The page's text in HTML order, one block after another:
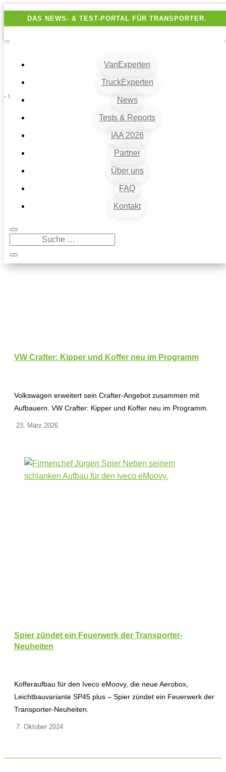
DAS NEWS- & TEST-PORTAL FÜR TRANSPORTER.
VanExperten
TruckExperten
News
Tests & Reports
IAA 2026
Partner
Über uns
FAQ
Kontakt
- Werbung -
VW Crafter: Kipper und Koffer neu im Programm
Volkswagen erweitert sein Crafter-Angebot zusammen mit
Aufbauern. VW Crafter: Kipper und Koffer neu im Programm.
23. März 2026
Spier zündet ein Feuerwerk der Transporter-
Neuheiten
Kofferaufbau für den Iveco eMoovy, die neue Aerobox,
Leichtbauvariante SP45 plus – Spier zündet ein Feuerwerk der
Transporter-Neuheiten.
7. Oktober 2024